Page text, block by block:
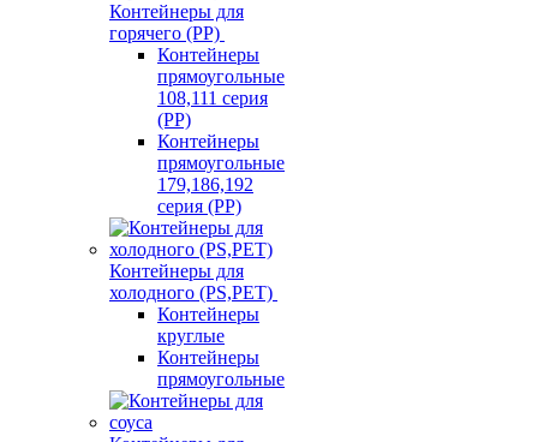
Контейнеры для
горячего (PP)
Контейнеры
прямоугольные
108,111 серия
(PP)
Контейнеры
прямоугольные
179,186,192
серия (PP)
Контейнеры для
холодного (PS,PET)
Контейнеры
круглые
Контейнеры
прямоугольные